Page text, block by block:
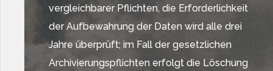
vergleichbarer Pflichten, die Erforderlichkeit
der Aufbewahrung der Daten wird alle drei
Jahre überprüft; im Fall der gesetzlichen
Archivierungspflichten erfolgt die Löschung